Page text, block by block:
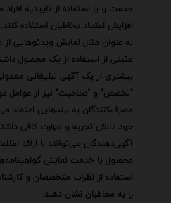
خدمت و یا استفاده از تاییدیه
افزایش اعتماد مخاطبان استفاده کنند.
به عنوان مثال نمایش ویدئوهایی
مثبتی از استفاده از یک محصول
بیشتری از یک آگهی تبلیغاتی
"تخصص" و "صلاحیت" نیز از عوامل
مصرف‌کنندگان به برندهایی اعتماد
خود دانش تجربه و مهارت کافی
آگهی‌دهندگان می‌توانند با ارائه
محصول یا خدمت نمایش
استفاده از نظرات متخصصان و
را به مخاطبان نشان دهند.